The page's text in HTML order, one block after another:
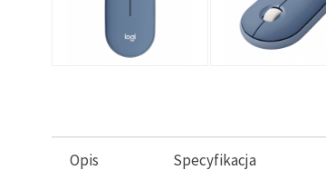
Opis Specyfikacja